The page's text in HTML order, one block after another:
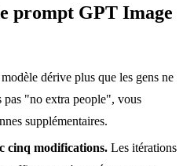
prompt GPT Image
dérive plus que les gens ne
pas "no extra people", vous
supplémentaires.
cinq modifications. Les itérations